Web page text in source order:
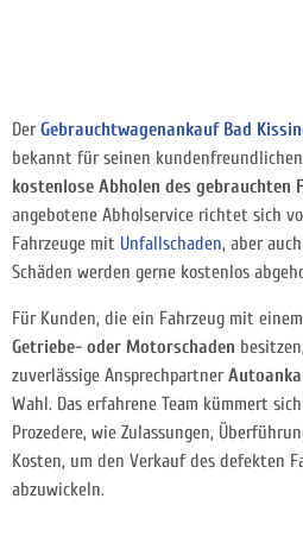
DerGebrauchtwagenankauf Bad
bekannt für seinen
kostenlose Abholen des gebrauchten
angebotene Abholservice richtet sich
Fahrzeuge mit Unfallschaden, aber
Schäden werden gerne kostenlos
Für Kunden, die ein Fahrzeug mit
Getriebe- oder Motorschaden
zuverlässige Ansprechpartner
Wahl. Das erfahrene Team kümmert
Prozedere, wie Zulassungen,
Kosten, um den Verkauf des defekten
abzuwickeln.